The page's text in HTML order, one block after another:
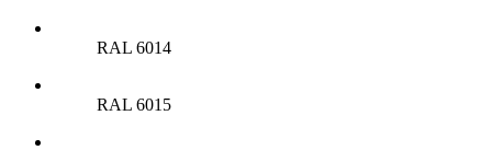
RAL 6014
RAL 6015